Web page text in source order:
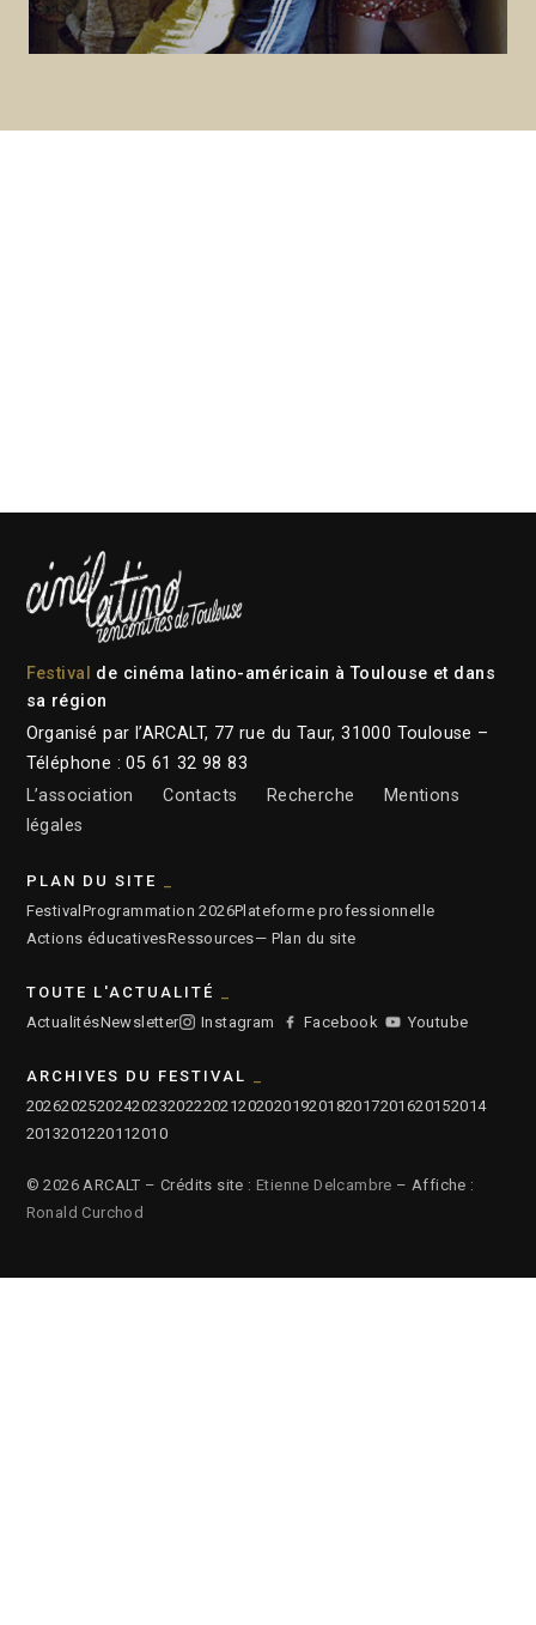
Festival de cinéma latino-américain à Toulouse et dans
sa région
Organisé par l’ARCALT, 77 rue du Taur, 31000 Toulouse –
Téléphone : 05 61 32 98 83
L’association
Contacts Recherche
Mentions
légales
PLAN DU SITE
Festival Programmation 2026Plateforme professionnelle
Actions éducativesRessources— Plan du site
TOUTE L'ACTUALITÉ
ActualitésNewsletter Instagram Facebook Youtube
ARCHIVES DU FESTIVAL
2026202520242023202220212020201920182017201620152014
2013201220112010
© 2026 ARCALT – Crédits site : Etienne Delcambre – Affiche :
Ronald Curchod